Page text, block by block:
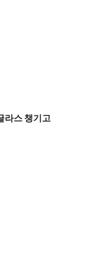
라스 챙기고